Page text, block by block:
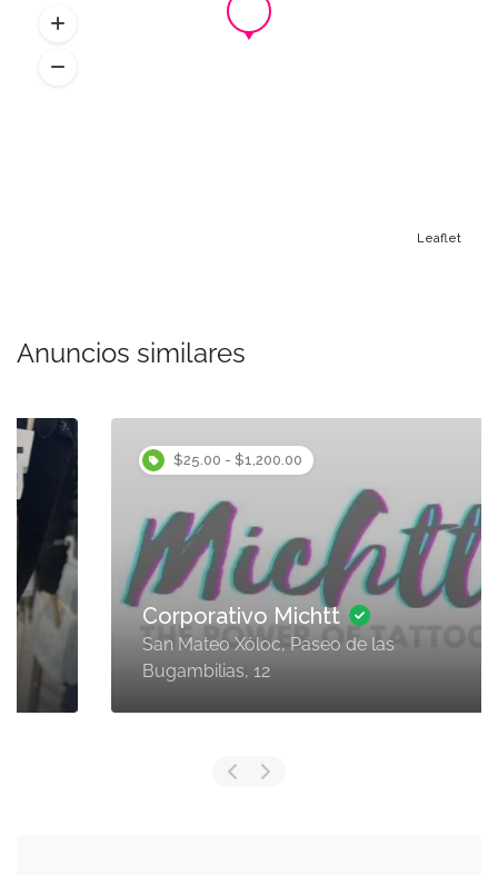
Leaflet
Anuncios similares
$25.00 - $1,200.00
Corporativo Michtt
San Mateo Xóloc, Paseo de las
Bugambilias, 12